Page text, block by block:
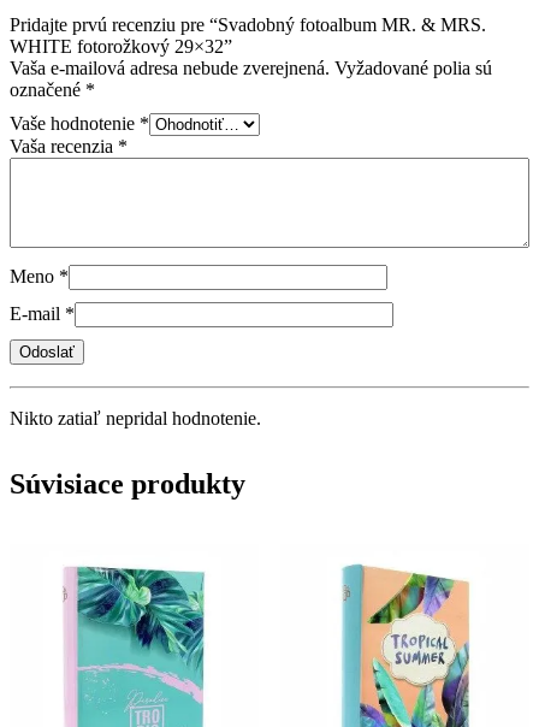
Pridajte prvú recenziu pre “Svadobný fotoalbum MR. & MRS.
WHITE fotorožkový 29×32”
Vaša e-mailová adresa nebude zverejnená. Vyžadované polia sú
označené *
Vaše hodnotenie *
Vaša recenzia *
Meno *
E-mail *
Nikto zatiaľ nepridal hodnotenie.
Súvisiace produkty